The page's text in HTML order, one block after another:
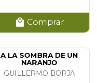
Comprar
A LA SOMBRA DE UN
NARANJO
GUILLERMO BORJA